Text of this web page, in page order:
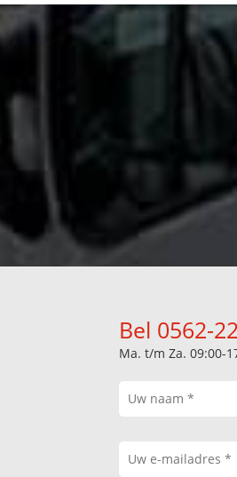
Bel 0562-
Ma. t/m Za. 09:00-